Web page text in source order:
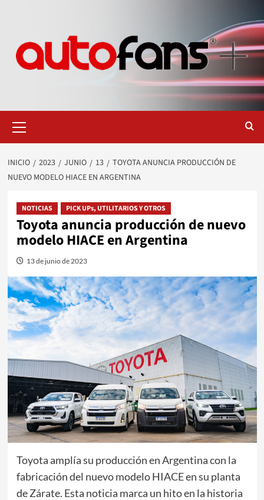
primario
INICIO 2023 JUNIO 13
TOYOTA ANUNCIA PRODUCCIÓN DE
NUEVO MODELO HIACE EN ARGENTINA
NOTICIAS PICK UPs, UTILITARIOS Y OTROS
Toyota anuncia producción de nuevo
modelo HIACE en Argentina
13 de junio de 2023
Toyota amplía su producción en Argentina con la
fabricación del nuevo modelo HIACE en su planta
de Zárate. Esta noticia marca un hito en la historia